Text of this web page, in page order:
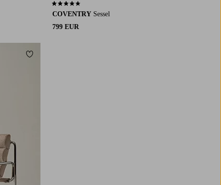
COVENTRY Sessel
799 EUR
4,3 basierend auf 29 Bewertungen
Zu Favoriten hinzufügen